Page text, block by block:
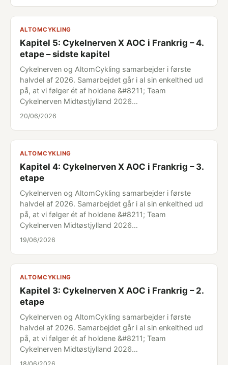
ALTOMCYKLING
Kapitel 5: Cykelnerven X AOC i Frankrig – 4.
etape – sidste kapitel
Cykelnerven og AltomCykling samarbejder i første
halvdel af 2026. Samarbejdet går i al sin enkelthed ud
på, at vi følger ét af holdene &#8211; Team
Cykelnerven Midtøstjylland 2026…
20/06/2026
ALTOMCYKLING
Kapitel 4: Cykelnerven X AOC i Frankrig – 3.
etape
Cykelnerven og AltomCykling samarbejder i første
halvdel af 2026. Samarbejdet går i al sin enkelthed ud
på, at vi følger ét af holdene &#8211; Team
Cykelnerven Midtøstjylland 2026…
19/06/2026
ALTOMCYKLING
Kapitel 3: Cykelnerven X AOC i Frankrig – 2.
etape
Cykelnerven og AltomCykling samarbejder i første
halvdel af 2026. Samarbejdet går i al sin enkelthed ud
på, at vi følger ét af holdene &#8211; Team
Cykelnerven Midtøstjylland 2026…